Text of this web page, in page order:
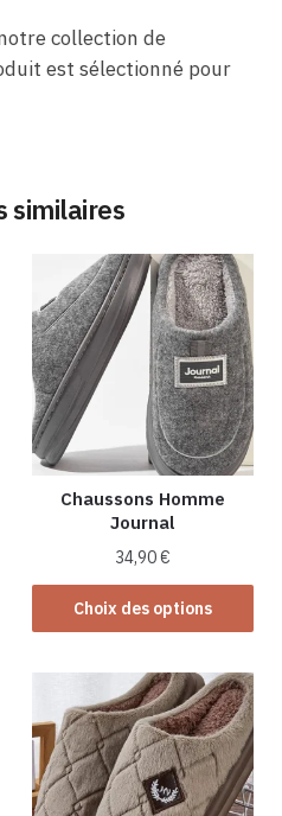
collection de
est sélectionné pour
similaires
Chaussons Homme
Journal
34,90€
Choix des options
Ce
produit
plusieurs
variations.
Les
options
peuvent